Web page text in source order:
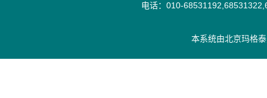
电话：010-
本系统由北京玛格